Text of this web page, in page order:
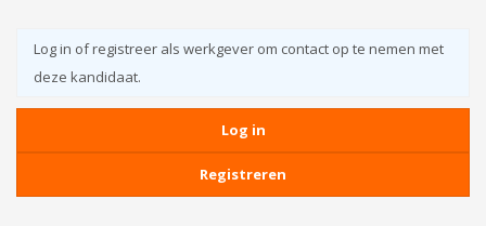
Log in of registreer als werkgever om contact op te nemen met
deze kandidaat.
Log in
Registreren